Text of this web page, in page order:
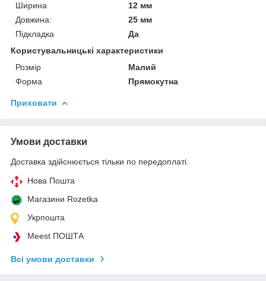
Ширина
12 мм
Довжина:
25 мм
Підкладка
Да
Користувальницькі характеристики
Розмір
Малий
Форма
Прямокутна
Приховати
Умови доставки
Доставка здійснюється тільки по передоплаті.
Нова Пошта
Магазини Rozetka
Укрпошта
Meest ПОШТА
Всі умови доставки